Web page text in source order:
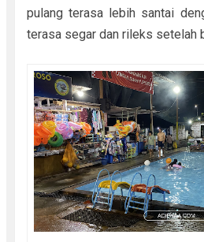
pulang terasa lebih santai
terasa segar dan rileks setelah